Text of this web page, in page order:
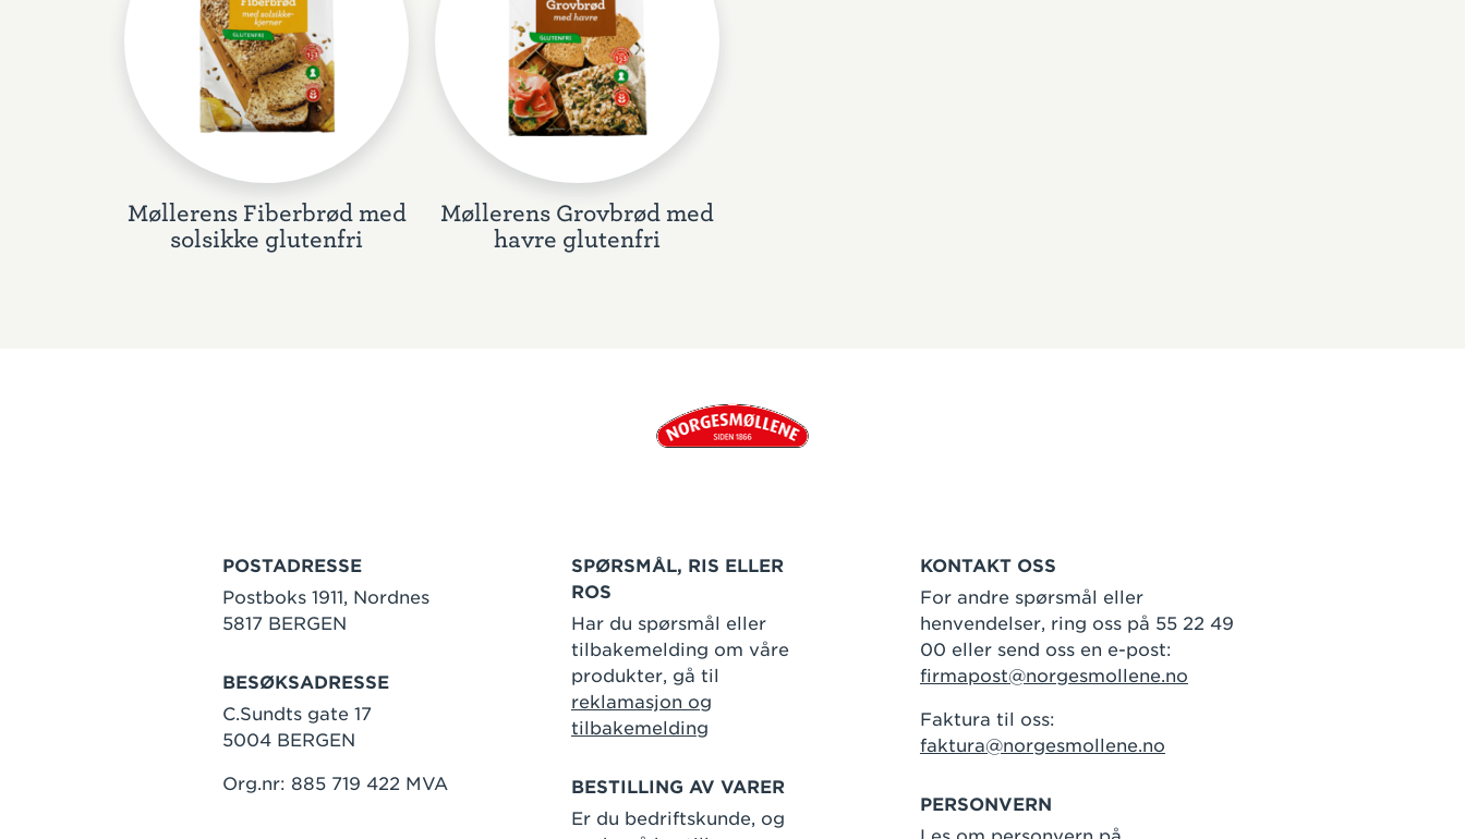
Møllerens Fiberbrød med
solsikke glutenfri
Møllerens Grovbrød med
havre glutenfri
POSTADRESSE
Postboks 1911, Nordnes
5817 BERGEN
BESØKSADRESSE
C.Sundts gate 17
5004 BERGEN
Org.nr: 885 719 422 MVA
SPØRSMÅL, RIS ELLER
ROS
Har du spørsmål eller
tilbakemelding om våre
produkter, gå til
reklamasjon og
tilbakemelding
BESTILLING AV VARER
Er du bedriftskunde, og
KONTAKT OSS
For andre spørsmål eller
henvendelser, ring oss på 55 22 49
00 eller send oss en e-post:
firmapost@norgesmollene.no
Faktura til oss:
faktura@norgesmollene.no
PERSONVERN